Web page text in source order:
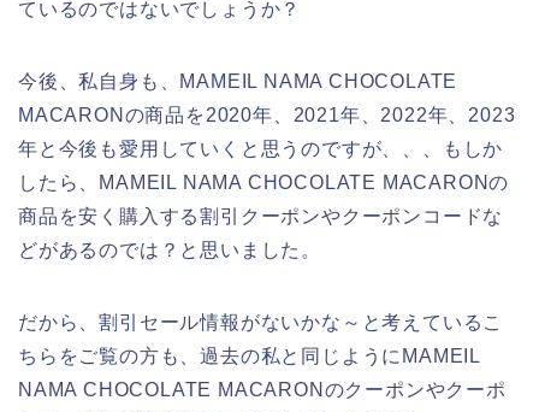
ているのではないでしょうか？
今後、私自身も、MAMEIL NAMA CHOCOLATE
MACARONの商品を2020年、2021年、2022年、2023
年と今後も愛用していくと思うのですが、、、もしか
したら、MAMEIL NAMA CHOCOLATE MACARONの
商品を安く購入する割引クーポンやクーポンコードな
どがあるのでは？と思いました。
だから、割引セール情報がないかな～と考えているこ
ちらをご覧の方も、過去の私と同じようにMAMEIL
NAMA CHOCOLATE MACARONのクーポンやクーポ